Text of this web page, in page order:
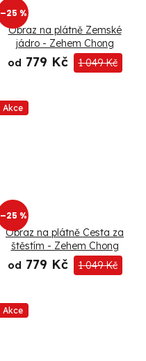
–25 %
Obraz na plátně Zemské
jádro - Zehem Chong
od 779 Kč 1 049 Kč
Akce
–25 %
Obraz na plátně Cesta za
štěstím - Zehem Chong
od 779 Kč 1 049 Kč
Akce